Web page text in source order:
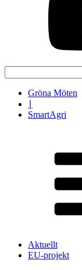
efter:
Gröna Möten
SmartAgri
Aktuellt
EU-projekt